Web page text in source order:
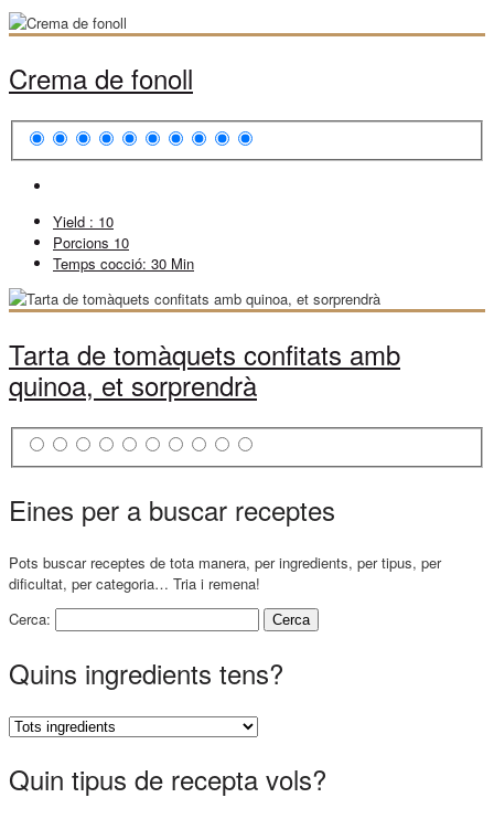
Crema de fonoll
Yield : 10
Porcions 10
Temps cocció: 30 Min
Tarta de tomàquets confitats amb
quinoa, et sorprendrà
Eines per a buscar receptes
Pots buscar receptes de tota manera, per ingredients, per tipus, per
dificultat, per categoria… Tria i remena!
Cerca:
Quins ingredients tens?
Quin tipus de recepta vols?